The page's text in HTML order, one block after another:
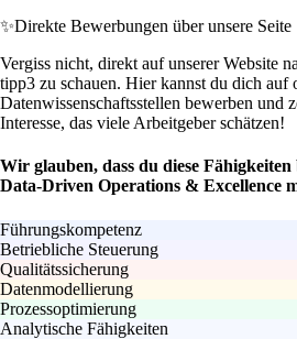
✨Direkte Bewerbungen über unsere Seite
Vergiss nicht, direkt auf unserer Website
tipp3 zu schauen. Hier kannst du dich auf
Datenwissenschaftsstellen bewerben und
Interesse, das viele Arbeitgeber schätzen!
Wir glauben, dass du diese
Data-Driven Operations & Excellence
Führungskompetenz
Betriebliche Steuerung
Qualitätssicherung
Datenmodellierung
Prozessoptimierung
Analytische Fähigkeiten